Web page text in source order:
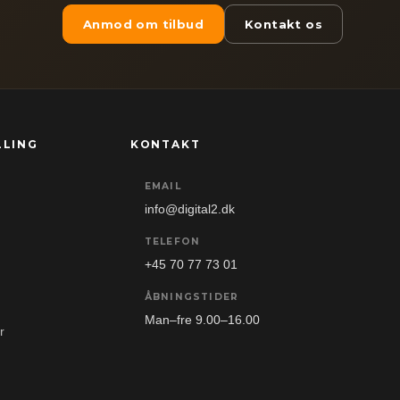
Anmod om tilbud Kontakt os
KONTAKT
EMAIL
info@digital2.dk
TELEFON
+45 70 77 73 01
ÅBNINGSTIDER
Man–fre 9.00–16.00